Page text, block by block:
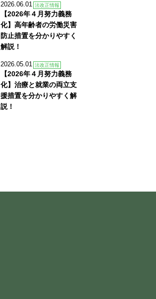
2026.06.01 法改正情報
【2026年４月努力義務
化】高年齢者の労働災害
防止措置を分かりやすく
解説！
2026.05.01 法改正情報
【2026年４月努力義務
化】治療と就業の両立支
援措置を分かりやすく解
説！